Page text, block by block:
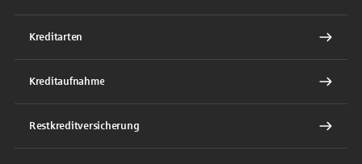
Kreditarten
Kreditaufnahme
Restkreditversicherung